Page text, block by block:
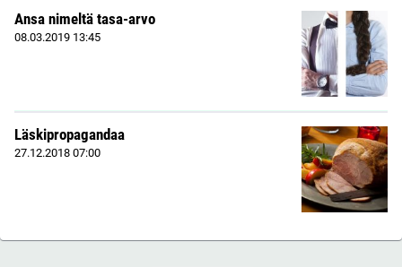
Ansa nimeltä tasa-arvo
08.03.2019 13:45
Läskipropagandaa
27.12.2018 07:00